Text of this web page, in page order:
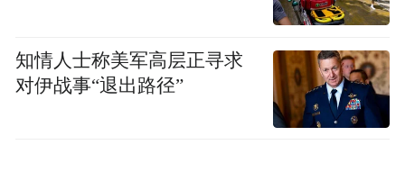
知情人士称美军高层正寻求
对伊战事“退出路径”